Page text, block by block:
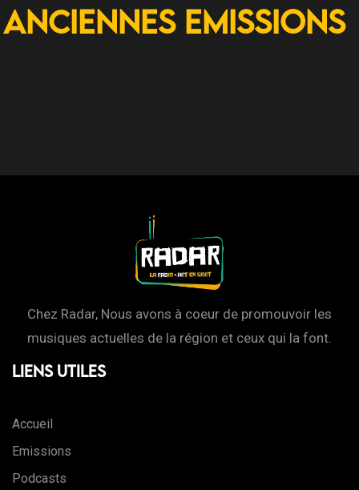
Anciennes Emissions
Chez Radar, Nous avons à coeur de promouvoir les
musiques actuelles de la région et ceux qui la font.
Liens Utiles
Accueil
Emissions
Podcasts